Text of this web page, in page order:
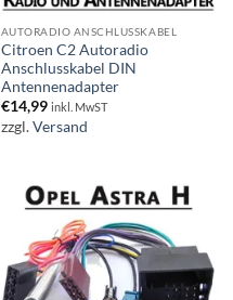
AUTORADIO ANSCHLUSSKABEL
Citroen C2 Autoradio
Anschlusskabel DIN
Antennenadapter
€14,99 inkl. MwST
zzgl.Versand